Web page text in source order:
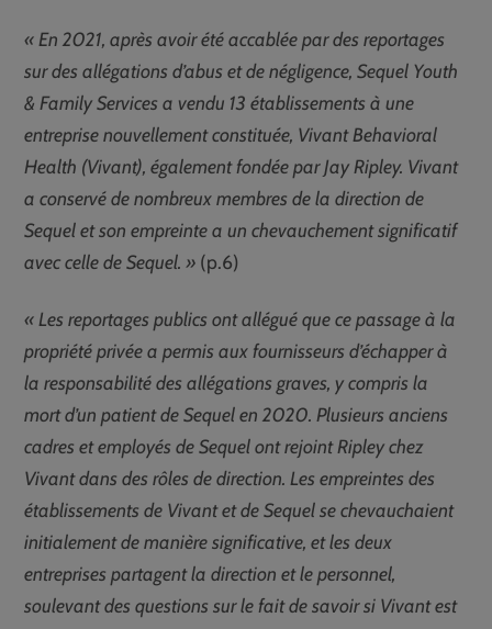
« En 2021, après avoir été accablée par des reportages
sur des allégations d’abus et de négligence, Sequel Youth
& Family Services a vendu 13 établissements à une
entreprise nouvellement constituée, Vivant Behavioral
Health (Vivant), également fondée par Jay Ripley. Vivant
a conservé de nombreux membres de la direction de
Sequel et son empreinte a un chevauchement significatif
avec celle de Sequel. » (p.6)
« Les reportages publics ont allégué que ce passage à la
propriété privée a permis aux fournisseurs d’échapper à
la responsabilité des allégations graves, y compris la
mort d’un patient de Sequel en 2020. Plusieurs anciens
cadres et employés de Sequel ont rejoint Ripley chez
Vivant dans des rôles de direction. Les empreintes des
établissements de Vivant et de Sequel se chevauchaient
initialement de manière significative, et les deux
entreprises partagent la direction et le personnel,
soulevant des questions sur le fait de savoir si Vivant est